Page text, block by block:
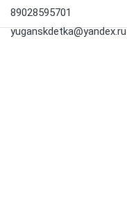
89028595701
yuganskdetka@yandex.ru